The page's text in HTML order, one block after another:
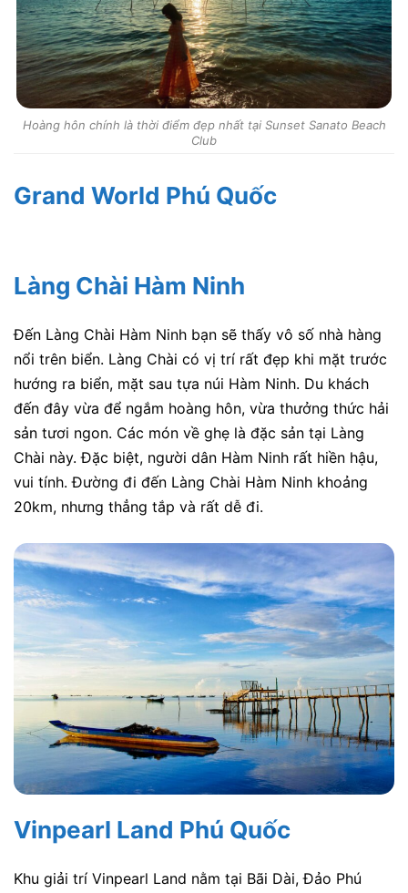
Hoàng hôn chính là thời điểm đẹp nhất tại Sunset Sanato Beach
Club
Grand World Phú Quốc
Làng Chài Hàm Ninh
Đến Làng Chài Hàm Ninh bạn sẽ thấy vô số nhà hàng
nổi trên biển. Làng Chài có vị trí rất đẹp khi mặt trước
hướng ra biển, mặt sau tựa núi Hàm Ninh. Du khách
đến đây vừa để ngắm hoàng hôn, vừa thưởng thức hải
sản tươi ngon. Các món về ghẹ là đặc sản tại Làng
Chài này. Đặc biệt, người dân Hàm Ninh rất hiền hậu,
vui tính. Đường đi đến Làng Chài Hàm Ninh khoảng
20km, nhưng thẳng tắp và rất dễ đi.
Vinpearl Land Phú Quốc
Khu giải trí Vinpearl Land nằm tại Bãi Dài, Đảo Phú